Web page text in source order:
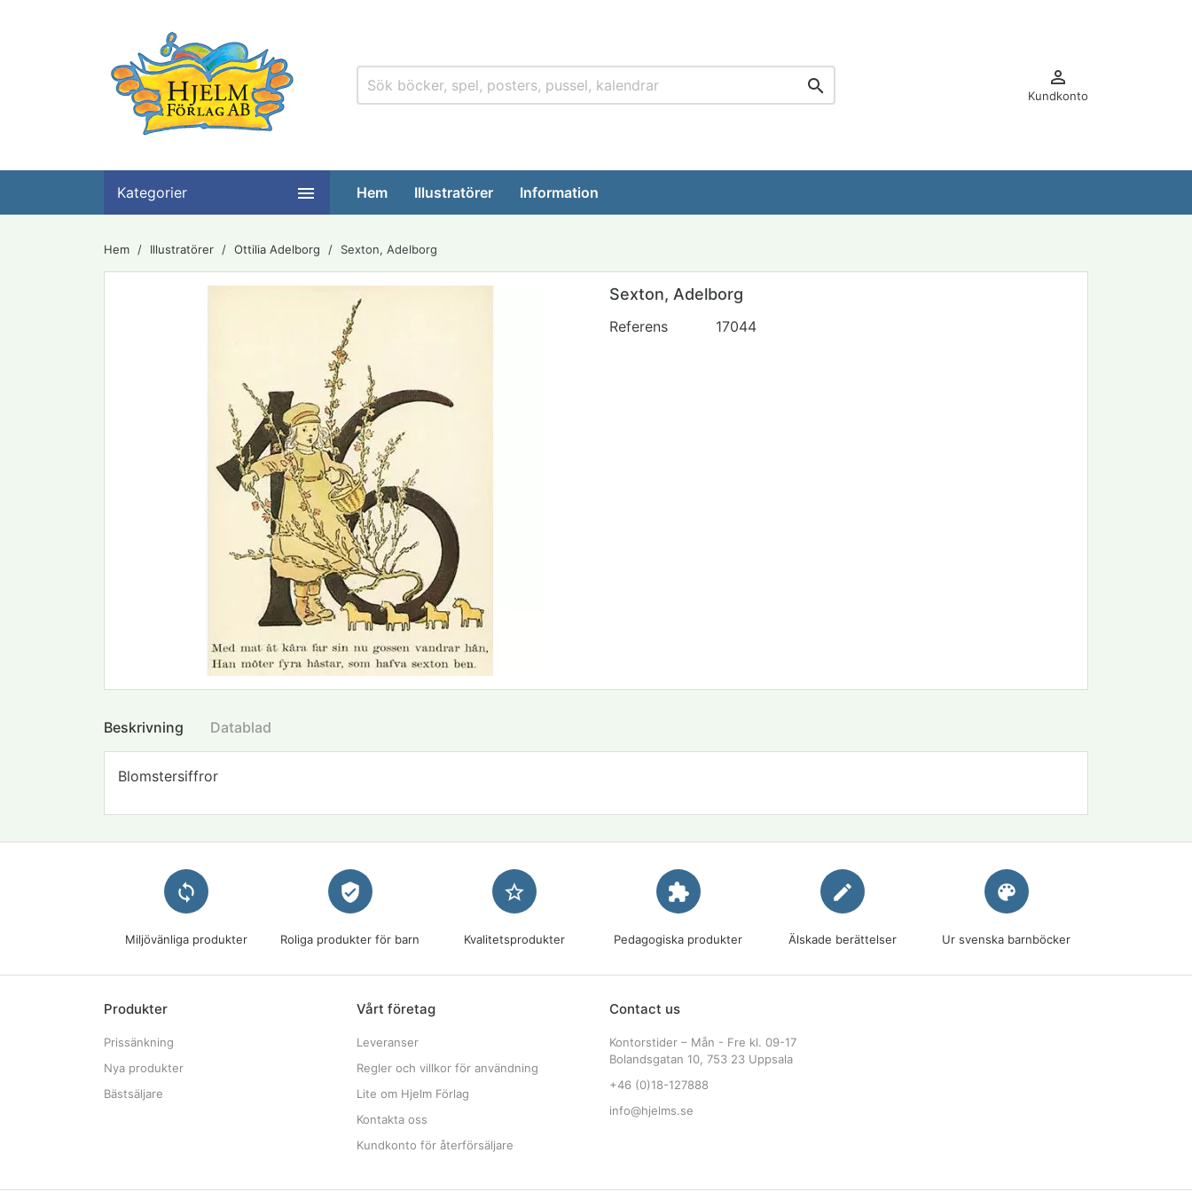
 
Kundkonto
Kategorier  Hem Illustratörer Information
Hem Illustratörer Ottilia Adelborg Sexton, Adelborg
Sexton, Adelborg
Referens 17044
Beskrivning Datablad
Blomstersiffror
loop
Miljövänliga produkter
verified_user
Roliga produkter för barn
star_border
Kvalitetsprodukter
extension
Pedagogiska produkter
edit
Älskade berättelser
palette
Ur svenska barnböcker
Produkter
Prissänkning
Nya produkter
Bästsäljare
Vårt företag
Leveranser
Regler och villkor för användning
Lite om Hjelm Förlag
Kontakta oss
Kundkonto för återförsäljare
Contact us
Kontorstider – Mån - Fre kl. 09-17
Bolandsgatan 10, 753 23 Uppsala
+46 (0)18-127888
info@hjelms.se